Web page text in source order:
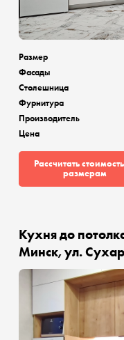
Размер
Фасады
Столешница
Фурнитура
Производитель
Цена
Рассчитать
размерам
Кухня до
Минск, ул.